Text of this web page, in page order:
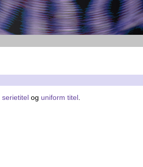
serietitel og uniform titel